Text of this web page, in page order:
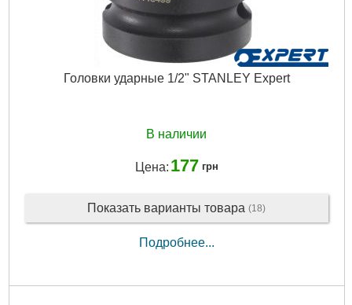
Головки ударные 1/2" STANLEY Expert
В наличии
Цена: 177 грн
Показать варианты товара (18)
Подробнее...